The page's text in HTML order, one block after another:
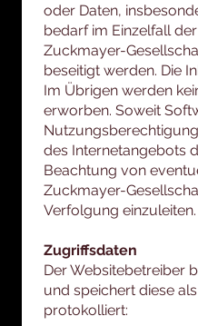
oder Daten,
bedarf im Einzelfall
Zuckmayer-
beseitigt werden. Die
Im Übrigen werden
erworben. Soweit
des Internetangebots
Beachtung von
Zuckmayer-
Verfolgung einzuleiten.
Zugriffsdaten
Der Websitebetreiber
und speichert diese
protokolliert: